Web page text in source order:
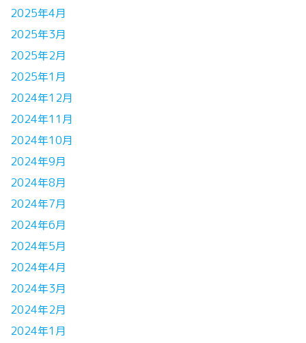
2025年4月
2025年3月
2025年2月
2025年1月
2024年12月
2024年11月
2024年10月
2024年9月
2024年8月
2024年7月
2024年6月
2024年5月
2024年4月
2024年3月
2024年2月
2024年1月